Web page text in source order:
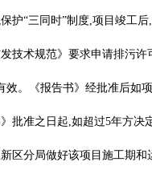
护“三同时”制度,项目竣工
技术规范》要求申请排污
效。《报告书》经批准后如
批准之日起,如超过5年方
区分局做好该项目施工期